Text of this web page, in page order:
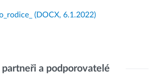
(DOCX, 6.1.2022)
partneři a podporovatelé